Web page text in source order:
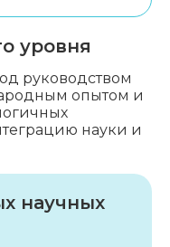
уровня
руководством
опытом и
науки и
научных